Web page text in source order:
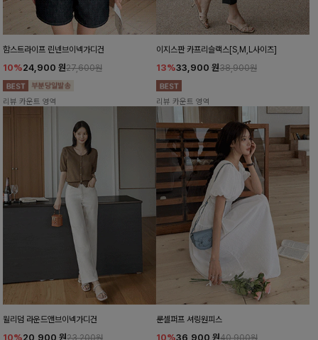
함스트라이프 린넨브이넥가디건
10%24,900 원27,600원
리뷰 카운트 영역
이지스판 카프리슬랙스[S,M,L사이즈]
13%33,900 원38,900원
리뷰 카운트 영역
윌리덤 라운드앤브이넥가디건
10%20,900 원23,200원
룬셀퍼프 셔링원피스
10%36,900 원40,900원